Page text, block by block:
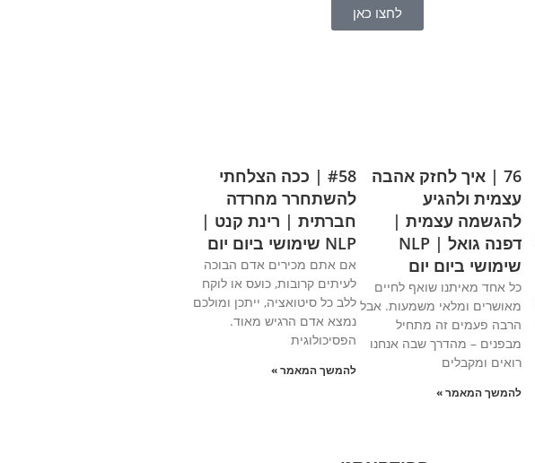
לחצו כאן
76 | איך לחזק אהבה
עצמית ולהגיע
להגשמה עצמית |
דפנה גואל | NLP
שימושי ביום יום
כל אחד מאיתנו שואף לחיים
מאושרים ומלאי משמעות. אבל
הרבה פעמים זה מתחיל
מבפנים – מהדרך שבה אנחנו
רואים ומקבלים
להמשך המאמר »
#58 | ככה הצלחתי
להשתחרר מחרדה
חברתית | רינת קנט |
NLP שימושי ביום יום
אם אתם מכירים אדם הבוכה
לעיתים קרובות, כועס או לוקח
ללב כל סיטואציה, ייתכן ומולכם
נמצא אדם הרגיש מאוד.
הפסיכולוגית
להמשך המאמר »